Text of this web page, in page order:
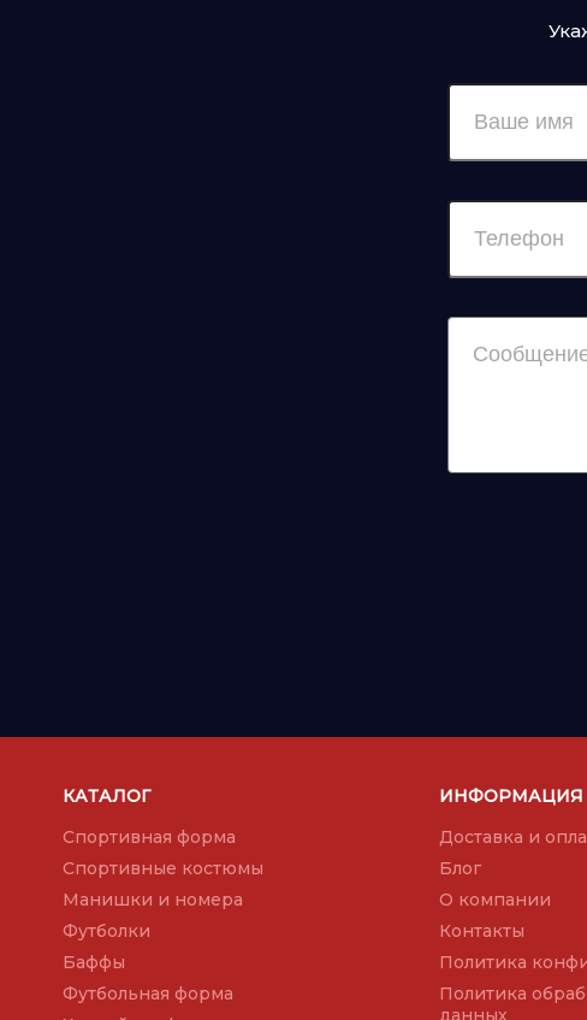
КАТАЛОГ
Спортивная форма
Спортивные костюмы
Манишки и номера
Футболки
Баффы
Футбольная форма
ИНФОРМАЦИЯ
Доставка и
Блог
О компании
Контакты
Политика
Политика
данных